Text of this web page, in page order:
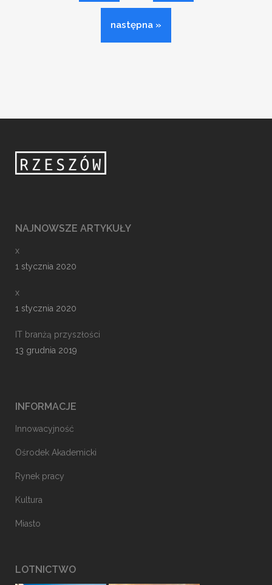
następna »
NAJNOWSZE ARTYKUŁY
x
1 stycznia 2020
x
1 stycznia 2020
IT branżą przyszłości
13 grudnia 2019
INFORMACJE
Innowacyjność
Ośrodek Akademicki
Rynek pracy
Kultura
Miasto
LOTNICTWO